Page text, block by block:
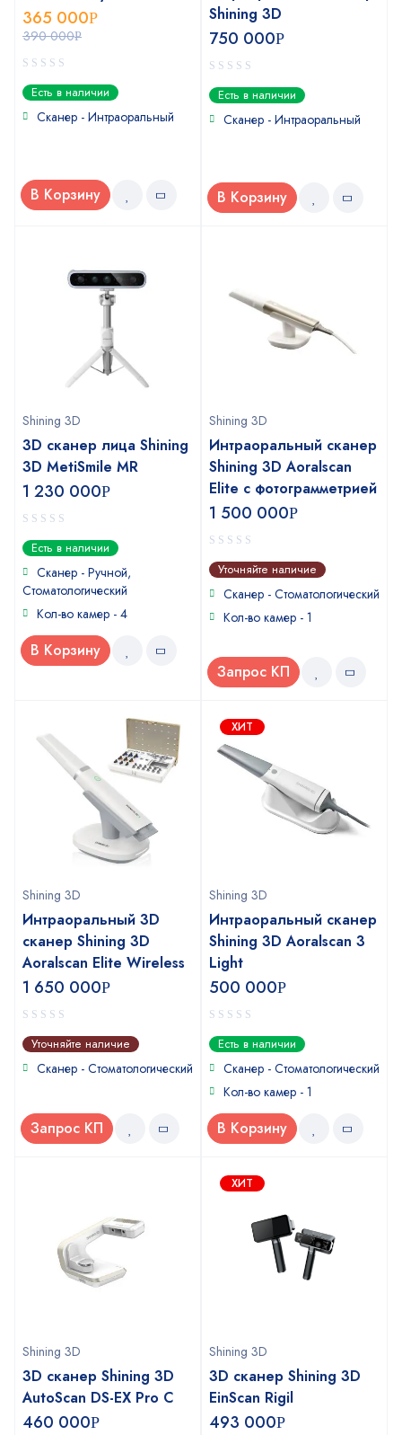
390 000Р
365 000Р
0
out
of
Есть в наличии
Сканер - Интраоральный
В Корзину
Shining 3D
750 000Р
0
out
of
Есть в наличии
Сканер - Интраоральный
В Корзину
Shining 3D
3D сканер лица Shining
3D MetiSmile MR
1 230 000Р
0
out
of
5
Есть в наличии
Сканер - Ручной,
Стоматологический
Кол-во камер - 4
В Корзину
Shining 3D
Интраоральный сканер
Shining 3D Aoralscan
Elite с фотограмметрией
1 500 000Р
0
out
of
Уточняйте наличие
Сканер - Стоматологический
Кол-во камер - 1
Запрос КП
Shining 3D
Интраоральный 3D
сканер Shining 3D
Aoralscan Elite Wireless
1 650 000Р
0
out
of
Уточняйте наличие
Сканер - Стоматологический
Запрос КП
ХИТ
Shining 3D
Интраоральный сканер
Shining 3D Aoralscan 3
Light
500 000Р
0
out
of
Есть в наличии
Сканер - Стоматологический
Кол-во камер - 1
В Корзину
Shining 3D
3D сканер Shining 3D
AutoScan DS-EX Pro C
460 000Р
ХИТ
Shining 3D
3D сканер Shining 3D
EinScan Rigil
493 000Р